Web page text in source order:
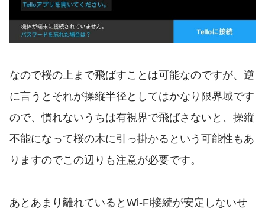
なので桜の上まで飛ばすことは可能なのですが、逆
に言うとそれが操縦半径としてはかなり限界域です
ので、慣れないうちは有視界で飛ばさないと、操縦
不能になって桜の木に引っ掛かるという可能性もあ
りますのでこの辺りも注意が必要です。
あとあまり離れているとWi-Fi接続が安定しないせ